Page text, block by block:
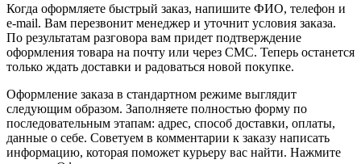
Когда оформляете быстрый заказ, напишите ФИО, телефон и
e-mail. Вам перезвонит менеджер и уточнит условия заказа.
По результатам разговора вам придет подтверждение
оформления товара на почту или через СМС. Теперь останется
только ждать доставки и радоваться новой покупке.
Оформление заказа в стандартном режиме выглядит
следующим образом. Заполняете полностью форму по
последовательным этапам: адрес, способ доставки, оплаты,
данные о себе. Советуем в комментарии к заказу написать
информацию, которая поможет курьеру вас найти. Нажмите